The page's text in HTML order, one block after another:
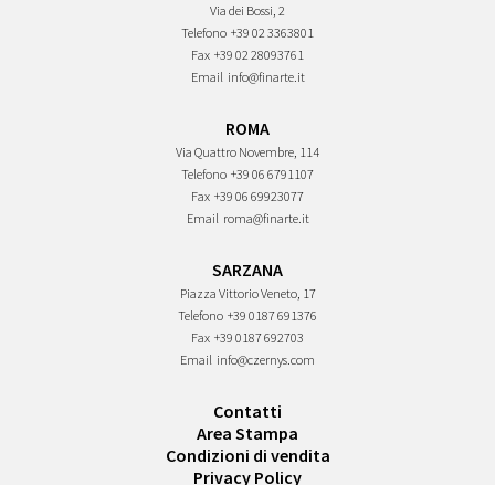
Via dei Bossi, 2
Telefono +39 02 3363801
Fax +39 02 28093761
Email info@finarte.it
ROMA
Via Quattro Novembre, 114
Telefono +39 06 6791107
Fax +39 06 69923077
Email roma@finarte.it
SARZANA
Piazza Vittorio Veneto, 17
Telefono +39 0187 691376
Fax +39 0187 692703
Email info@czernys.com
Contatti
Area Stampa
Condizioni di vendita
Privacy Policy